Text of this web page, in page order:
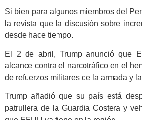
Si bien para algunos miembros del
la revista que la discusión sobre
desde hace tiempo.
El 2 de abril, Trump anunció que
alcance contra el narcotráfico en el
de refuerzos militares de la armada y
Trump añadió que su país está
patrullera de la Guardia Costera y